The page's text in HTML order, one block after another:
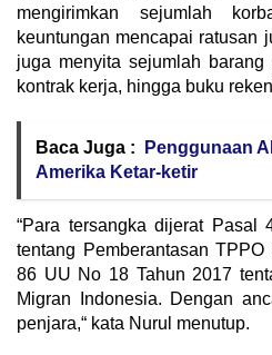
mengirimkan sejumlah
keuntungan mencapai ratusan
juga menyita sejumlah
kontrak kerja, hingga buku
Baca Juga :
Penggunaan
Amerika Ketar-ketir
“Para tersangka dijerat
tentang Pemberantasan
86 UU No 18 Tahun 2017
Migran Indonesia. Dengan
penjara,“ kata Nurul menutup.